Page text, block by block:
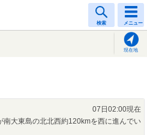
検索 メニュー
現在地
07日02:00現在
南大東島の北北西約120kmを西に進んでい